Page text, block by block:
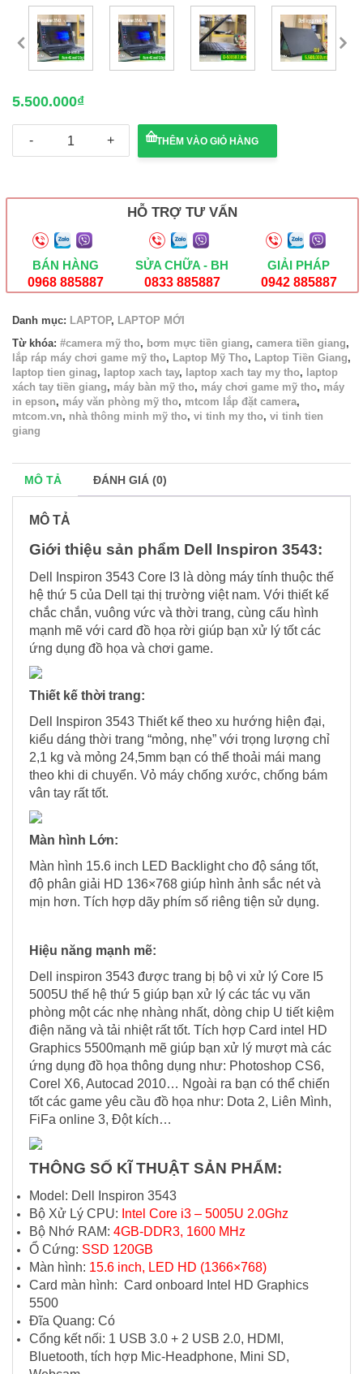
5.500.000₫
Dell
Inspiron
5005U/4GB/120GB/Win
số
lượng
THÊM VÀO GIỎ HÀNG
HỖ TRỢ TƯ VẤN
BÁN HÀNG
0968 885887
SỬA CHỮA - BH
0833 885887
GIẢI PHÁP
0942 885887
Danh mục: LAPTOP, LAPTOP MỚI
Từ khóa: #camera mỹ tho, bơm mực tiền giang, camera tiền giang,
lắp ráp máy chơi game mỹ tho, Laptop Mỹ Tho, Laptop Tiền Giang,
laptop tien ginag, laptop xach tay, laptop xach tay my tho, laptop
xách tay tiền giang, máy bàn mỹ tho, máy chơi game mỹ tho, máy
in epson, máy văn phòng mỹ tho, mtcom lắp đặt camera,
mtcom.vn, nhà thông minh mỹ tho, vi tinh my tho, vi tinh tien
giang
MÔ TẢ ĐÁNH GIÁ (0)
MÔ TẢ
Giới thiệu sản phẩm Dell Inspiron 3543:
Dell Inspiron 3543 Core I3 là dòng máy tính thuộc thế
hệ thứ 5 của Dell tại thị trường việt nam. Với thiết kế
chắc chắn, vuông vức và thời trang, cùng cấu hình
mạnh mẽ với card đồ họa rời giúp bạn xử lý tốt các
ứng dụng đồ họa và chơi game.
Thiết kế thời trang:
Dell Inspiron 3543 Thiết kế theo xu hướng hiện đại,
kiểu dáng thời trang “mỏng, nhẹ” với trọng lượng chỉ
2,1 kg và mỏng 24,5mm bạn có thể thoải mái mang
theo khi di chuyển. Vỏ máy chống xước, chống bám
vân tay rất tốt.
Màn hình Lớn:
Màn hình 15.6 inch LED Backlight cho độ sáng tốt,
độ phân giải HD 136×768 giúp hình ảnh sắc nét và
mịn hơn. Tích hợp dãy phím số riêng tiện sử dụng.
Hiệu năng mạnh mẽ:
Dell inspiron 3543 được trang bị bộ vi xử lý Core I5
5005U thế hệ thứ 5 giúp bạn xử lý các tác vụ văn
phòng một các nhẹ nhàng nhất, dòng chip U tiết kiệm
điện năng và tải nhiệt rất tốt. Tích hợp Card intel HD
Graphics 5500mạnh mẽ giúp bạn xử lý mượt mà các
ứng dụng đồ họa thông dụng như: Photoshop CS6,
Corel X6, Autocad 2010… Ngoài ra bạn có thể chiến
tốt các game yêu cầu đồ họa như: Dota 2, Liên Mình,
FiFa online 3, Đột kích…
THÔNG SỐ KĨ THUẬT SẢN PHẨM:
Model: Dell Inspiron 3543
Bộ Xử Lý CPU: Intel Core i3 – 5005U 2.0Ghz
Bộ Nhớ RAM: 4GB-DDR3, 1600 MHz
Ổ Cứng: SSD 120GB
Màn hình: 15.6 inch, LED HD (1366×768)
Card màn hình: Card onboard Intel HD Graphics
5500
Đĩa Quang: Có
Cổng kết nối: 1 USB 3.0 + 2 USB 2.0, HDMI,
Bluetooth, tích hợp Mic-Headphone, Mini SD,